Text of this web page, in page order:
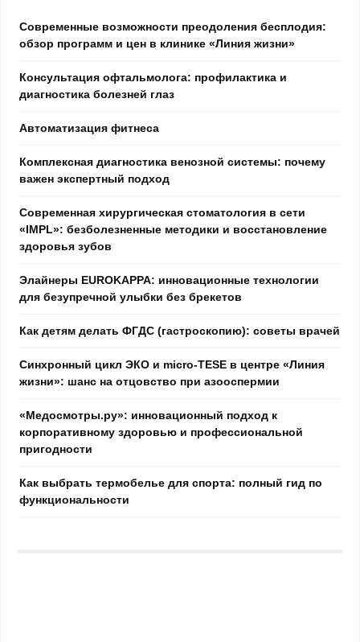
Современные возможности преодоления бесплодия:
обзор программ и цен в клинике «Линия жизни»
Консультация офтальмолога: профилактика и
диагностика болезней глаз
Автоматизация фитнеса
Комплексная диагностика венозной системы: почему
важен экспертный подход
Современная хирургическая стоматология в сети
«IMPL»: безболезненные методики и восстановление
здоровья зубов
Элайнеры EUROKAPPA: инновационные технологии
для безупречной улыбки без брекетов
Как детям делать ФГДС (гастроскопию): советы врачей
Синхронный цикл ЭКО и micro-TESE в центре «Линия
жизни»: шанс на отцовство при азооспермии
«Медосмотры.ру»: инновационный подход к
корпоративному здоровью и профессиональной
пригодности
Как выбрать термобелье для спорта: полный гид по
функциональности